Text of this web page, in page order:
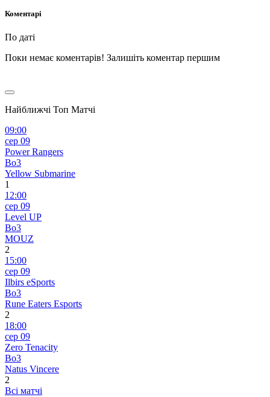
Коментарі
По даті
Поки немає коментарів! Залишіть коментар першим
Найближчі Топ Матчі
09:00
сер 09
Power Rangers
Bo3
Yellow Submarine
1
12:00
сер 09
Level UP
Bo3
MOUZ
2
15:00
сер 09
Ilbirs eSports
Bo3
Rune Eaters Esports
2
18:00
сер 09
Zero Tenacity
Bo3
Natus Vincere
2
Всі матчі